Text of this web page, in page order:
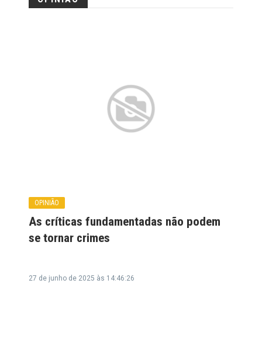
OPINIÃO
As críticas fundamentadas não podem
se tornar crimes
27 de junho de 2025 às 14:46:26